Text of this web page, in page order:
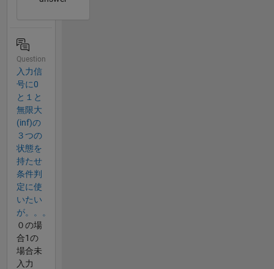
Question
入力信
号に0
と１と
無限大
(inf)の
３つの
状態を
持たせ
条件判
定に使
いたい
が。。。
０の場
合1の
場合未
入力